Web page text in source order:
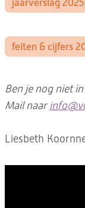
jaarverslag
feiten & cijfers
Ben je nog niet
Mail naar
Liesbeth